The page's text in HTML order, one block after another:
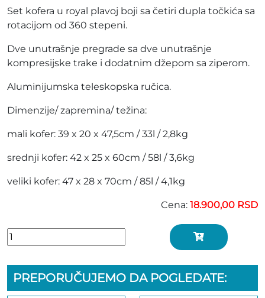
Set kofera u royal plavoj boji sa četiri dupla točkića sa
rotacijom od 360 stepeni.
Dve unutrašnje pregrade sa dve unutrašnje
kompresijske trake i dodatnim džepom sa ziperom.
Aluminijumska teleskopska ručica.
Dimenzije/ zapremina/ težina:
mali kofer: 39 x 20 x 47,5cm / 33l / 2,8kg
srednji kofer: 42 x 25 x 60cm / 58l / 3,6kg
veliki kofer: 47 x 28 x 70cm / 85l / 4,1kg
Cena: 18.900,00 RSD
PREPORUČUJEMO DA POGLEDATE: